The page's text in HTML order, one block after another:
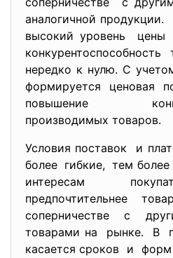
аналогичной
высокий уровень
нередко к нулю. С
формируется ценовая
повышение
производимых товаров.
Условия поставок и
более гибкие, тем
интересам
предпочтительнее
соперничестве с
товарами на рынке. В
касается сроков и